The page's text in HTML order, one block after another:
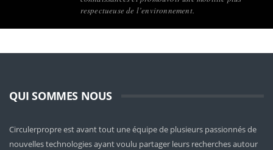
respectueuse de l’environnement.
QUI SOMMES NOUS
Circulerpropre est avant tout une équipe de plusieurs passionnés de
nouvelles technologies ayant voulu partager leurs recherches autour